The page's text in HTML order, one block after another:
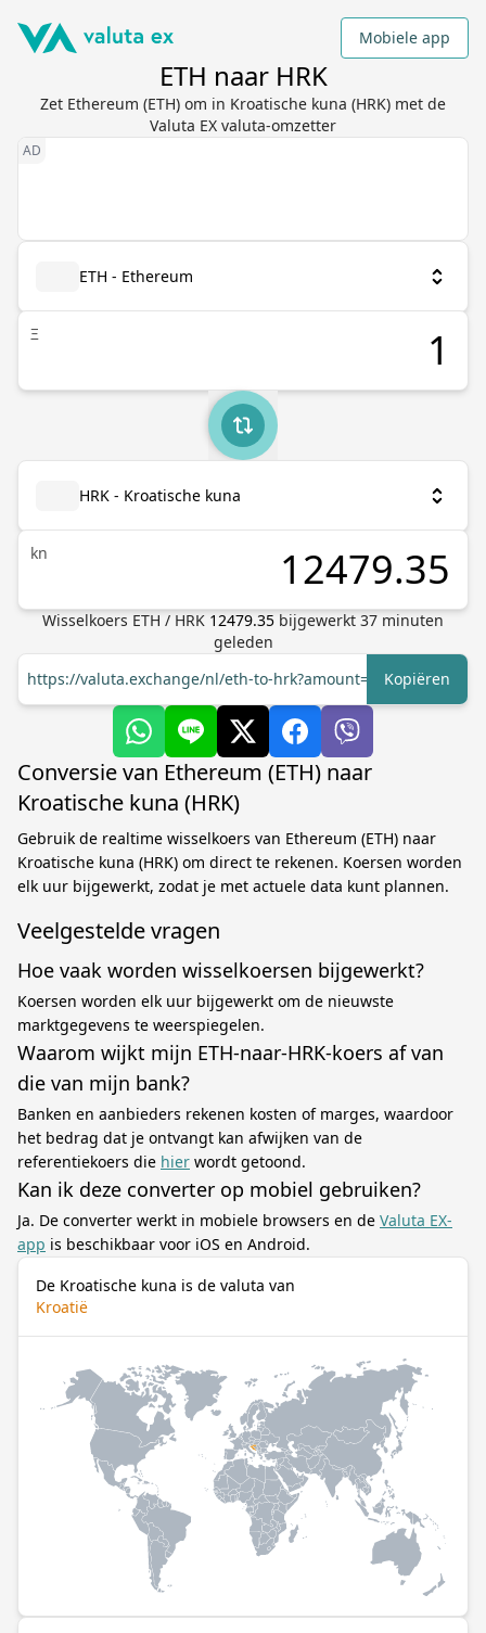
Mobiele app
ETH naar HRK
Zet Ethereum (ETH) om in Kroatische kuna (HRK) met de
Valuta EX valuta-omzetter
ETH - Ethereum
Ξ
HRK - Kroatische kuna
kn
Wisselkoers ETH / HRK 12479.35 bijgewerkt 37 minuten
geleden
https://valuta.exchange/nl/eth-to-hrk?amount=1
Kopiëren
Conversie van Ethereum (ETH) naar
Kroatische kuna (HRK)
Gebruik de realtime wisselkoers van Ethereum (ETH) naar
Kroatische kuna (HRK) om direct te rekenen. Koersen worden
elk uur bijgewerkt, zodat je met actuele data kunt plannen.
Veelgestelde vragen
Hoe vaak worden wisselkoersen bijgewerkt?
Koersen worden elk uur bijgewerkt om de nieuwste
marktgegevens te weerspiegelen.
Waarom wijkt mijn ETH-naar-HRK-koers af van
die van mijn bank?
Banken en aanbieders rekenen kosten of marges, waardoor
het bedrag dat je ontvangt kan afwijken van de
referentiekoers die hier wordt getoond.
Kan ik deze converter op mobiel gebruiken?
Ja. De converter werkt in mobiele browsers en de Valuta EX-
app is beschikbaar voor iOS en Android.
De Kroatische kuna is de valuta van
Kroatië